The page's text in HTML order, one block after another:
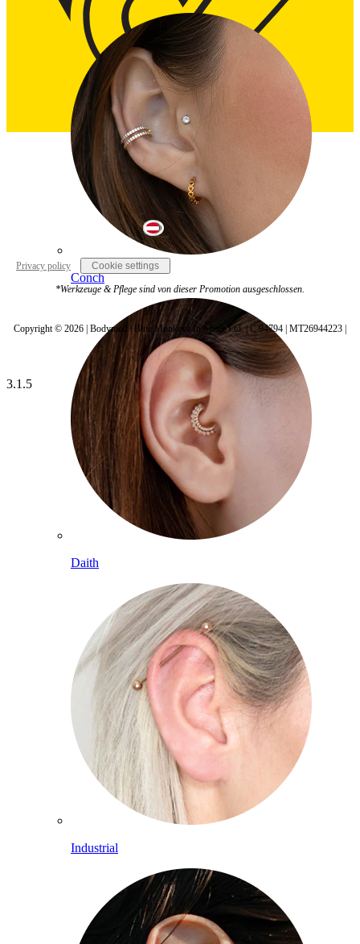
Conch
Daith
Industrial
Austria
Privacy policy Cookie settings
*Werkzeuge & Pflege sind von dieser Promotion ausgeschlossen.
Copyright © 2026 | Bodymod | Blue Monkeys In Space Ltd. | C 94794 | MT26944223 |
3.1.5